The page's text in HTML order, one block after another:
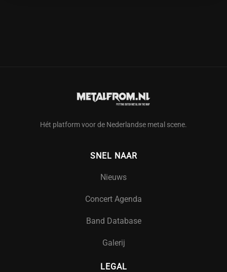
Hét platform voor de Nederlandse metal scene.
SNEL NAAR
Nieuws
Concert Agenda
Band Database
Galerij
LEGAL